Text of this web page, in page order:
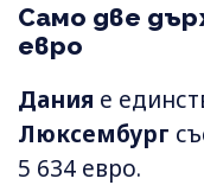
Само две
евро
Дания е
Люксембург
5 634 евро.